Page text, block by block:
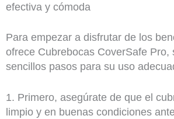
efectiva y cómoda
Para empezar a disfrutar de los
ofrece Cubrebocas CoverSafe Pro,
sencillos pasos para su uso
1. Primero, asegúrate de que el
limpio y en buenas condiciones